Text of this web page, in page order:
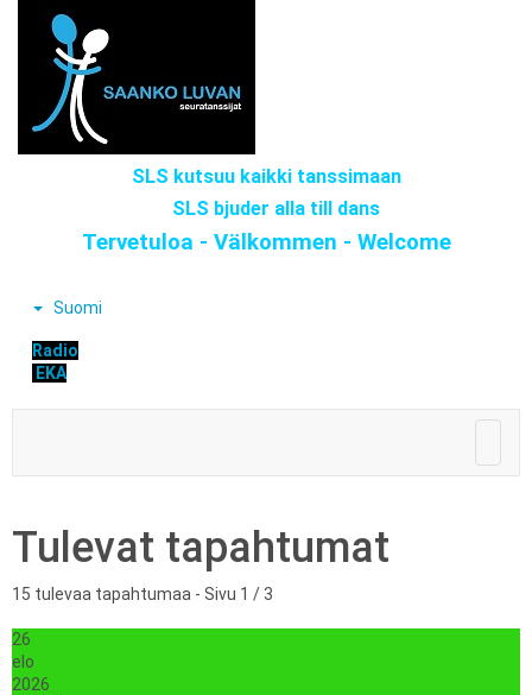
SLS kutsuu kaikki tanssimaan
SLS bjuder alla till dans
Tervetuloa - Välkommen - Welcome
Suomi
Radio
EKA
Tulevat tapahtumat
15 tulevaa tapahtumaa - Sivu 1 / 3
26
elo
2026